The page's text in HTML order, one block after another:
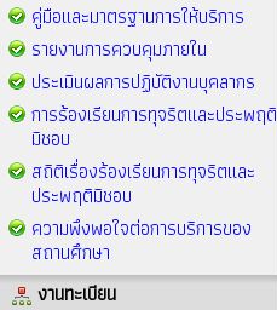
คู่มือและมาตรฐานการให้บริการ
รายงานการควบคุมภายใน
ประเมินผลการปฏิบัติงานบุคลากร
การร้องเรียนการทุจริตและประพฤติ
มิชอบ
สถิติเรื่องร้องเรียนการทุจริตและ
ประพฤติมิชอบ
ความพึงพอใจต่อการบริการของ
สถานศึกษา
งานทะเบียน